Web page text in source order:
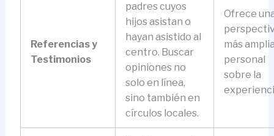
Referencias y
Testimonios
padres cuyos
hijos asistan o
hayan asistido al
centro. Buscar
opiniones no
solo en línea,
sino también en
círculos locales.
Ofrece
más
personal
sobre la